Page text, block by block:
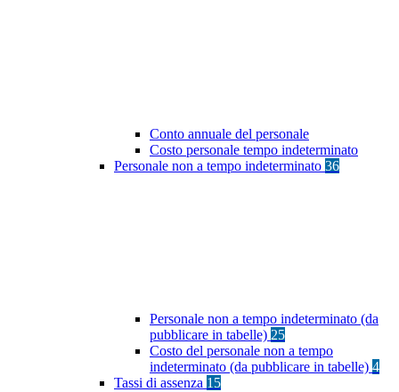
Conto annuale del personale
Costo personale tempo indeterminato
Personale non a tempo indeterminato 36
Personale non a tempo indeterminato (da
pubblicare in tabelle) 25
Costo del personale non a tempo
indeterminato (da pubblicare in tabelle) 4
Tassi di assenza 15